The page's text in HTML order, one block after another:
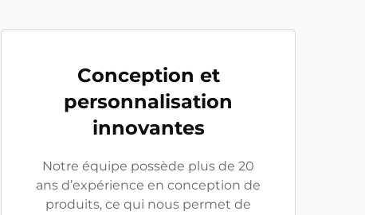
Conception et
personnalisation
innovantes
Notre équipe possède plus de 20
ans d’expérience en conception de
produits, ce qui nous permet de